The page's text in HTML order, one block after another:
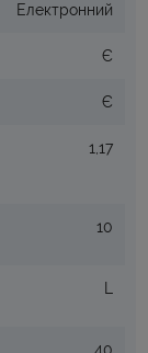
Електронний
Є
Є
1,17
10
L